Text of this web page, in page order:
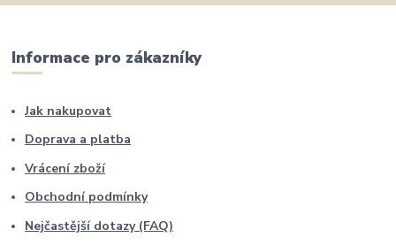
Informace pro zákazníky
Jak nakupovat
Doprava a platba
Vrácení zboží
Obchodní podmínky
Nejčastější dotazy (FAQ)